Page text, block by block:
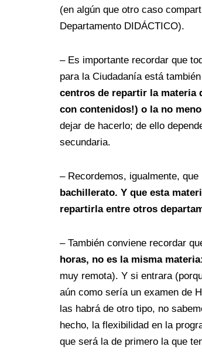
(en algún que otro caso
Departamento DIDÁCTICO).
– Es importante recordar que
para la Ciudadanía está
centros de repartir la materia
con contenidos!) o la no
dejar de hacerlo; de ello
secundaria.
– Recordemos, igualmente, que
bachillerato. Y que esta
repartirla entre otros
– También conviene recordar
horas, no es la misma
muy remota). Y si entrara
aún como sería un examen de
las habrá de otro tipo, no
hecho, la flexibilidad en la
que será la de primero la que